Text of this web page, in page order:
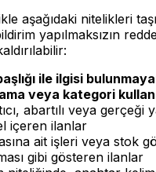
aşağıdaki nitelikleri
yapılmaksızın
ile ilgisi
veya kategori
abartılı veya gerçeği
içeren ilanlar
ait işleri veya stok
gibi gösteren ilanlar